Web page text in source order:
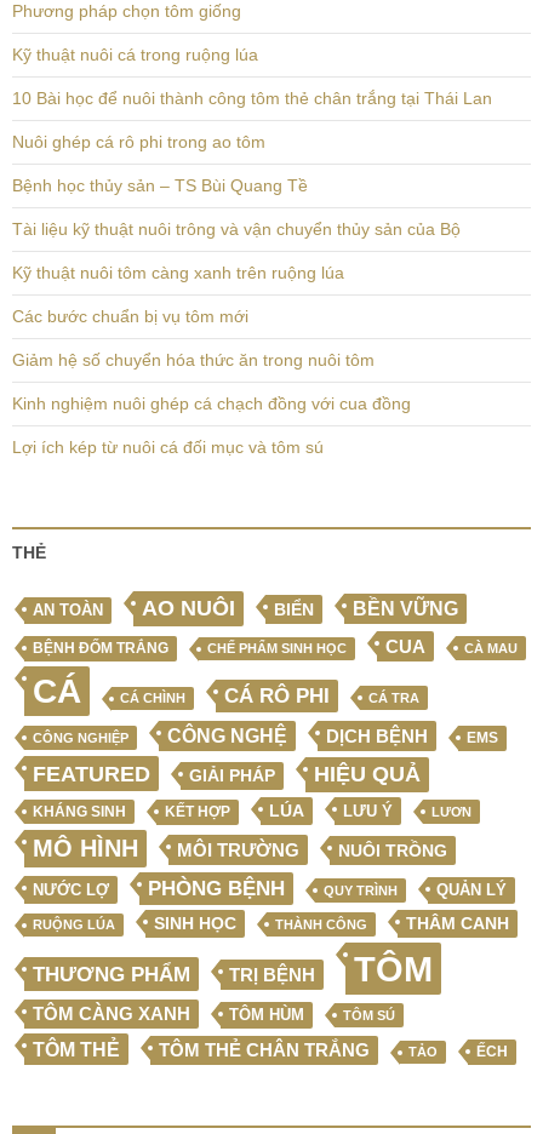
Phương pháp chọn tôm giống
Kỹ thuật nuôi cá trong ruộng lúa
10 Bài học để nuôi thành công tôm thẻ chân trắng tại Thái Lan
Nuôi ghép cá rô phi trong ao tôm
Bệnh học thủy sản – TS Bùi Quang Tề
Tài liệu kỹ thuật nuôi trông và vận chuyển thủy sản của Bộ
Kỹ thuật nuôi tôm càng xanh trên ruộng lúa
Các bước chuẩn bị vụ tôm mới
Giảm hệ số chuyển hóa thức ăn trong nuôi tôm
Kinh nghiệm nuôi ghép cá chạch đồng với cua đồng
Lợi ích kép từ nuôi cá đối mục và tôm sú
THẺ
AN TOÀN AO NUÔI BIỂN BỀN VỮNG
BỆNH ĐỐM TRẮNG CHẾ PHẨM SINH HỌC CUA CÀ MAU
CÁ CÁ CHÌNH CÁ RÔ PHI CÁ TRA
CÔNG NGHIỆP CÔNG NGHỆ DỊCH BỆNH EMS
FEATURED GIẢI PHÁP HIỆU QUẢ
KHÁNG SINH KẾT HỢP LÚA LƯU Ý LƯƠN
MÔ HÌNH MÔI TRƯỜNG NUÔI TRỒNG
NƯỚC LỢ PHÒNG BỆNH QUY TRÌNH QUẢN LÝ
RUỘNG LÚA SINH HỌC THÀNH CÔNG THÂM CANH
THƯƠNG PHẨM TRỊ BỆNH TÔM
TÔM CÀNG XANH TÔM HÙM TÔM SÚ
TÔM THẺ TÔM THẺ CHÂN TRẮNG TẢO ẾCH